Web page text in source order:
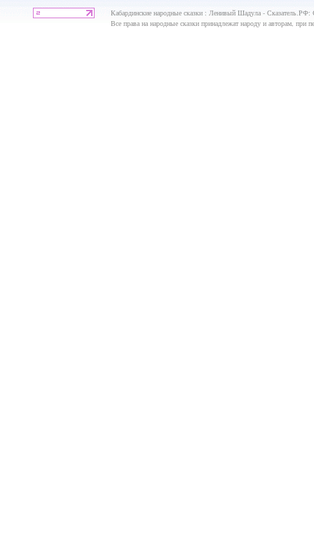
Кабардинские народные сказки : Ленивый Шадула - Сказатель.РФ:
Все права на народные сказки принадлежат народу и авторам, при